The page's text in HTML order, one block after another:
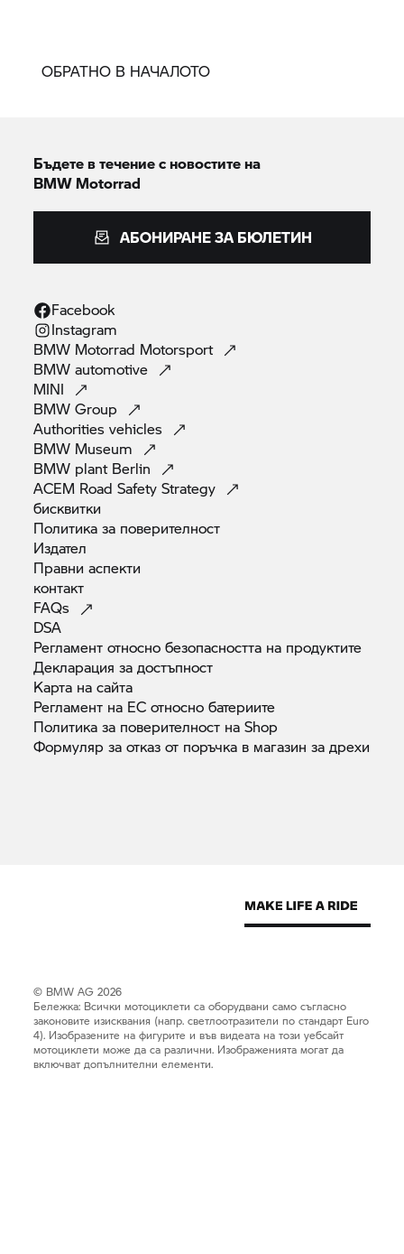
ОБРАТНО В НАЧАЛОТО
Бъдете в течение с новостите на
BMW Motorrad
АБОНИРАНЕ ЗА БЮЛЕТИН
Facebook
Instagram
BMW Motorrad Motorsport
BMWautomotive
MINI
BMWGroup
Authoritiesvehicles
BMW Museum
BMW plant Berlin
ACEM Road SafetyStrategy
бисквитки
Политика за поверителност
Издател
Правниаспекти
контакт
FAQs
DSA
Регламент относно безопасността на продуктите
Декларация задостъпност
Карта насайта
Регламент на ЕС относнобатериите
Политика за поверителност наShop
Формуляр за отказ от поръчка в магазин задрехи
© BMW AG 2026
Бележка: Всички мотоциклети са оборудвани само съгласно
законовите изисквания (напр. светлоотразители по стандарт Euro
4). Изобразените на фигурите и във видеата на този уебсайт
мотоциклети може да са различни. Изображенията могат да
включват допълнителни елементи.